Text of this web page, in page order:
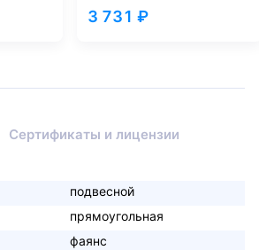
3 731 ₽
Сертификаты и лицензии
подвесной
прямоугольная
фаянс